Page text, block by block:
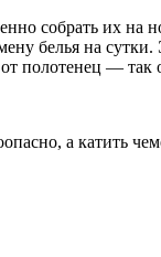
собрать их на
белья на
полотенец — так
а катить